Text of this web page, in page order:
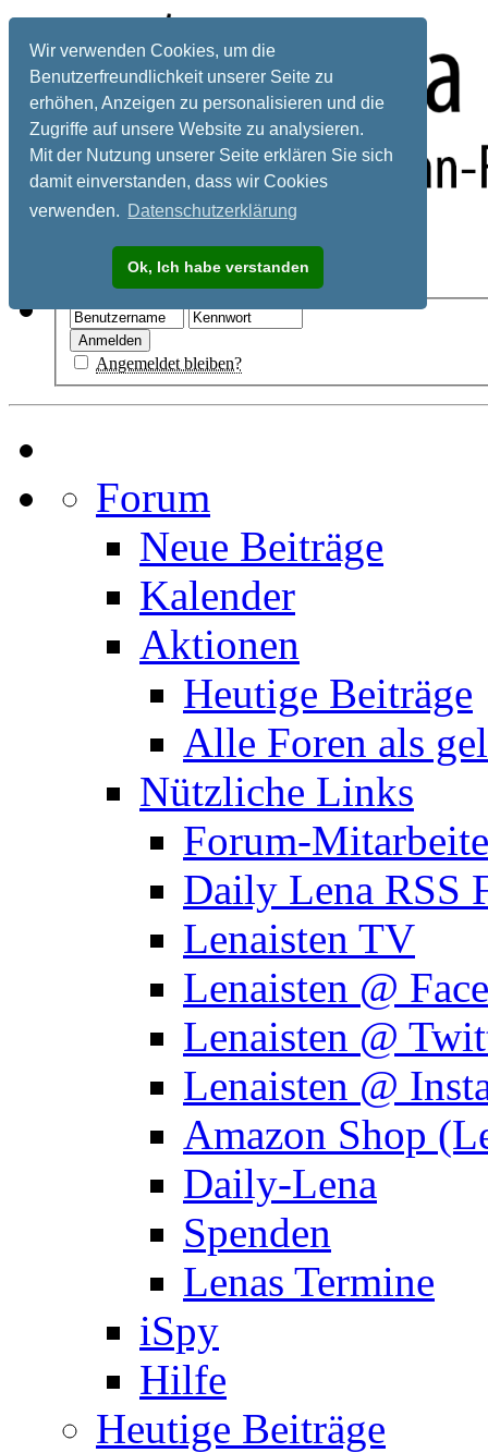
Wir verwenden Cookies, um die
Benutzerfreundlichkeit unserer Seite zu
erhöhen, Anzeigen zu personalisieren und die
Zugriffe auf unsere Website zu analysieren.
Mit der Nutzung unserer Seite erklären Sie sich
damit einverstanden, dass wir Cookies
verwenden. Datenschutzerklärung
Ok, Ich habe verstanden
Registrieren
Angemeldet bleiben?
Forum
Neue Beiträge
Kalender
Aktionen
Heutige Beiträge
Alle Foren als
Nützliche Links
Forum-
Daily Lena RSS
Lenaisten TV
Lenaisten @
Lenaisten @
Lenaisten @
Amazon Shop
Daily-Lena
Spenden
Lenas Termine
iSpy
Hilfe
Heutige Beiträge